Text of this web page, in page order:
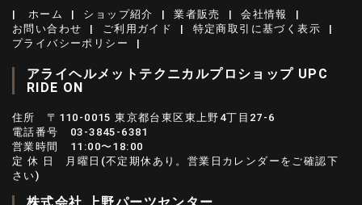
ホーム ショップ紹介 業者販売
会社情報
お問い合わせ
ご利用ガイド
特定商取引に基づく表示
プライバシーポリシー
アライヘルメットテクニカルプロショップ UPC
RIDE ON
住所 〒110-0015 東京都台東区東上野4丁目27-6
電話番号 03-3845-6381
営業時間 11:00〜18:00
定 休 日 月曜日(不定期休あり。営業日カレンダーをご確認下
さい)
株式会社 上野パーツセンター